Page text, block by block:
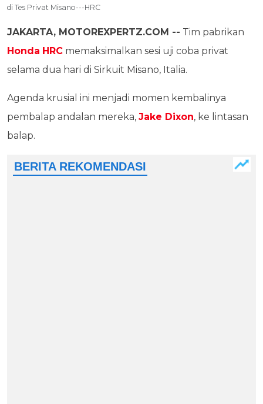
di Tes Privat Misano---HRC
JAKARTA, MOTOREXPERTZ.COM -- Tim pabrikan
Honda HRC memaksimalkan sesi uji coba privat
selama dua hari di Sirkuit Misano, Italia.
Agenda krusial ini menjadi momen kembalinya
pembalap andalan mereka, Jake Dixon, ke lintasan
balap.